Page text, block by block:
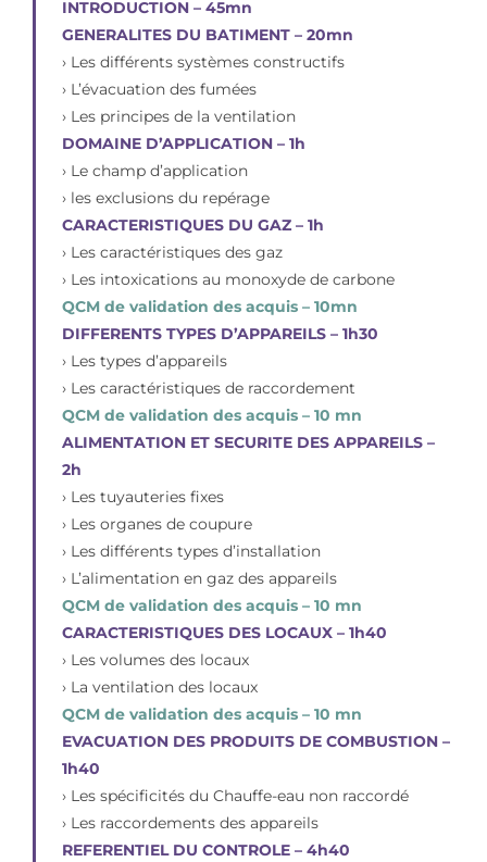
INTRODUCTION – 45mn
GENERALITES DU BATIMENT – 20mn
› Les différents systèmes constructifs
› L’évacuation des fumées
› Les principes de la ventilation
DOMAINE D’APPLICATION – 1h
› Le champ d’application
› les exclusions du repérage
CARACTERISTIQUES DU GAZ – 1h
› Les caractéristiques des gaz
› Les intoxications au monoxyde de carbone
QCM de validation des acquis – 10mn
DIFFERENTS TYPES D’APPAREILS – 1h30
› Les types d’appareils
› Les caractéristiques de raccordement
QCM de validation des acquis – 10 mn
ALIMENTATION ET SECURITE DES APPAREILS –
2h
› Les tuyauteries fixes
› Les organes de coupure
› Les différents types d’installation
› L’alimentation en gaz des appareils
QCM de validation des acquis – 10 mn
CARACTERISTIQUES DES LOCAUX – 1h40
› Les volumes des locaux
› La ventilation des locaux
QCM de validation des acquis – 10 mn
EVACUATION DES PRODUITS DE COMBUSTION –
1h40
› Les spécificités du Chauffe-eau non raccordé
› Les raccordements des appareils
REFERENTIEL DU CONTROLE – 4h40